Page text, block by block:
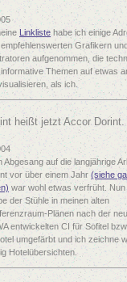
Linkliste habe ich einige
Grafikern
aufgenommen, die
Themen auf etwas
als ich.
heißt jetzt Accor Dorint.
Abgesang auf die langjährige
vor über einem Jahr (siehe
war wohl etwas verfrüht. Nun
der Stühle in meinen alten
Plänen nach der
entwickelten CI für Sofitel
umgefärbt und ich zeichne
Hotelübersichten.